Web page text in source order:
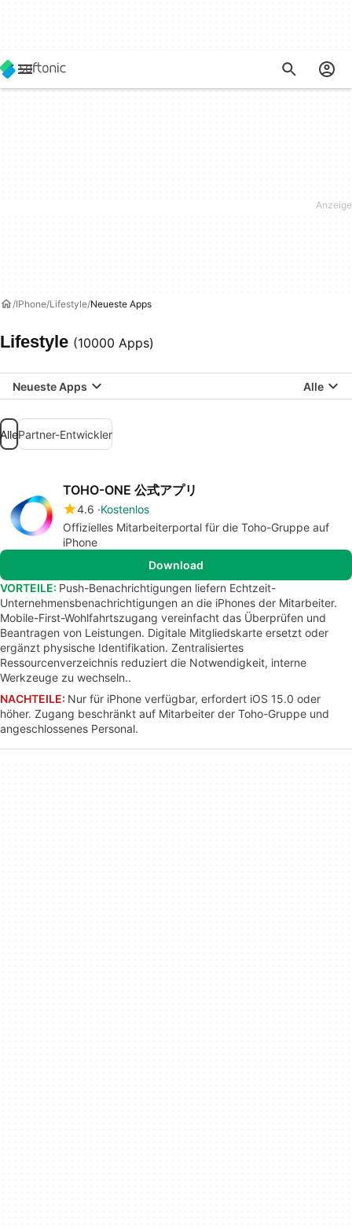
IPhone Lifestyle Neueste Apps
Lifestyle (10000 Apps)
Neueste Apps Alle
AllePartner-Entwickler
TOHO-ONE 公式アプリ
4.6 Kostenlos
Offizielles Mitarbeiterportal für die Toho-Gruppe auf
iPhone
Download
VORTEILE: Push-Benachrichtigungen liefern Echtzeit-
Unternehmensbenachrichtigungen an die iPhones der Mitarbeiter.
Mobile-First-Wohlfahrtszugang vereinfacht das Überprüfen und
Beantragen von Leistungen. Digitale Mitgliedskarte ersetzt oder
ergänzt physische Identifikation. Zentralisiertes
Ressourcenverzeichnis reduziert die Notwendigkeit, interne
Werkzeuge zu wechseln..
NACHTEILE: Nur für iPhone verfügbar, erfordert iOS 15.0 oder
höher. Zugang beschränkt auf Mitarbeiter der Toho-Gruppe und
angeschlossenes Personal.